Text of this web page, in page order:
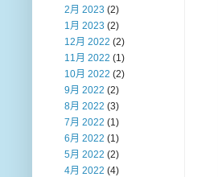
2月 2023 (2)
1月 2023 (2)
12月 2022 (2)
11月 2022 (1)
10月 2022 (2)
9月 2022 (2)
8月 2022 (3)
7月 2022 (1)
6月 2022 (1)
5月 2022 (2)
4月 2022 (4)